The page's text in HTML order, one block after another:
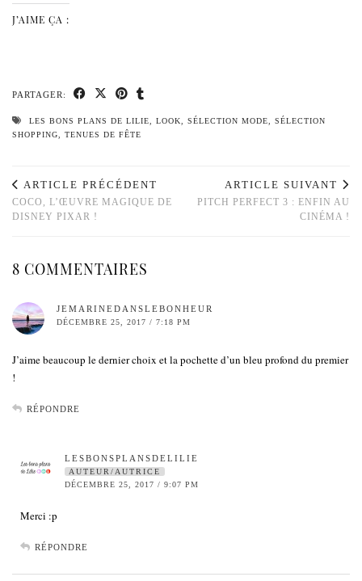
J’AIME ÇA :
PARTAGER:
LES BONS PLANS DE LILIE, LOOK, SÉLECTION MODE, SÉLECTION
SHOPPING, TENUES DE FÊTE
ARTICLE PRÉCÉDENT
COCO, L’ŒUVRE MAGIQUE DE
DISNEY PIXAR !
ARTICLE SUIVANT
PITCH PERFECT 3 : ENFIN AU
CINÉMA !
8 COMMENTAIRES
JEMARINEDANSLEBONHEUR
DÉCEMBRE 25, 2017 / 7:18 PM
J’aime beaucoup le dernier choix et la pochette d’un bleu profond du premier
!
RÉPONDRE
LESBONSPLANSDELILIE
AUTEUR/AUTRICE
DÉCEMBRE 25, 2017 / 9:07 PM
Merci :p
RÉPONDRE